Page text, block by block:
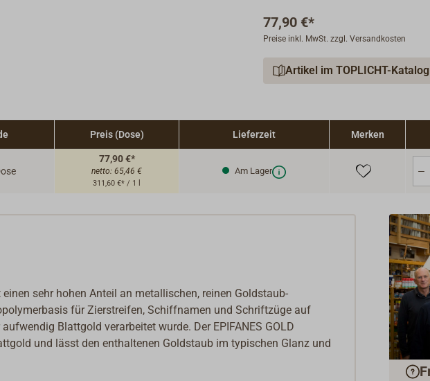
Applikationsmethode:
Trocknungszeiten (bei 20
überstreichbar mit
77,90 €*
Preise inkl. MwSt. zzgl. Versandkosten
Artikel im TOPLICHT-
Preis (Dose) Lieferzeit Merken
77,90 €*
netto: 65,46 €
311,60 €* / 1 l
Am Lager
sehr hohen Anteil an metallischen, reinen Goldstaub-
für Zierstreifen, Schiffnamen und Schriftzüge auf
Blattgold verarbeitet wurde. Der EPIFANES GOLD
und lässt den enthaltenen Goldstaub im typischen Glanz und